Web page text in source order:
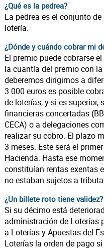
¿Qué es la pedrea?
La pedrea es el conjunto
lotería.
¿Dónde y cuándo cobrar mi
El premio puede cobrarse
la cuantía del premio con
deberemos dirigirnos a
3.000 euros es posible
de loterías, y si es superior,
financieras concertadas
CECA) o a delegaciones
realizar su cobro. El plazo
3 meses. Este será el
Hacienda. Hasta ese
constituían rentas exentas
no estaban sujetos a
¿Un billete roto tiene validez?
Si su décimo está
administración de Loterías
a Loterías y Apuestas del
Loterías la orden de pago